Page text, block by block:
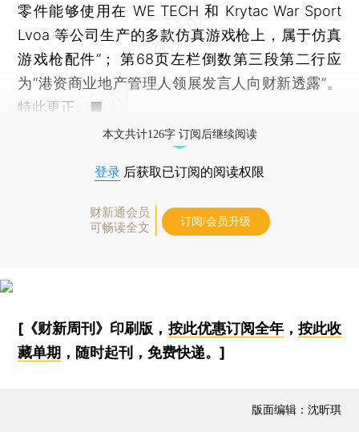
零件能够使用在 WE TECH 和 Krytac War Sport
Lvoa 等公司生产的多款仿真游戏枪上，属于仿真
游戏枪配件”； 第68页左栏倒数第三段第二行应
为“港资商业地产管理人领展发言人向财新透露”。
特此更正。■
本文共计126字 订阅后继续阅读
登录 后获取已订阅的阅读权限
财新通会员
可畅读全文
订阅/会员升级
[《财新周刊》印刷版， 按此优惠订阅全年， 按此收
藏单期 ，随时起刊，免费快递。]
版面编辑：沈昕琪